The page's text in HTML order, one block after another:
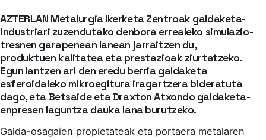
AZTERLAN Metalurgia Ikerketa Zentroak galdaketa-
industriari zuzendutako denbora errealeko simulazio-
tresnen garapenean lanean jarraitzen du,
produktuen kalitatea eta prestazioak ziurtatzeko.
Egun lantzen ari den eredu berria galdaketa
esferoidaleko mikroegitura iragartzera bideratuta
dago, eta Betsaide eta Draxton Atxondo galdaketa-
enpresen laguntza dauka lana burutzeko.
Galda-osagaien propietateak eta portaera metalaren